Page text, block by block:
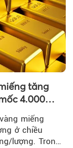
tăng
4.000
miếng
ở chiều
lượng. Trong